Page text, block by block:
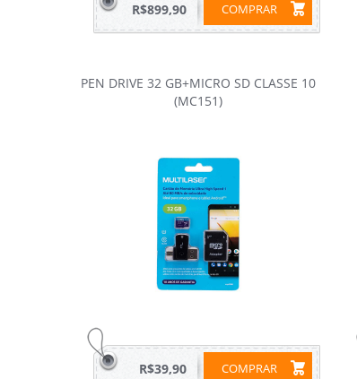
COMPRAR
R$899,90
PEN DRIVE 32 GB+MICRO SD CLASSE 10
(MC151)
COMPRAR
R$39,90